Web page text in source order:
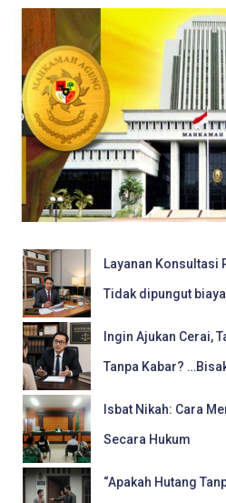
Layanan Konsultasi
Tidak dipungut biaya
Ingin Ajukan Cerai,
Tanpa Kabar?
Isbat Nikah: Cara
Secara Hukum
“Apakah Hutang